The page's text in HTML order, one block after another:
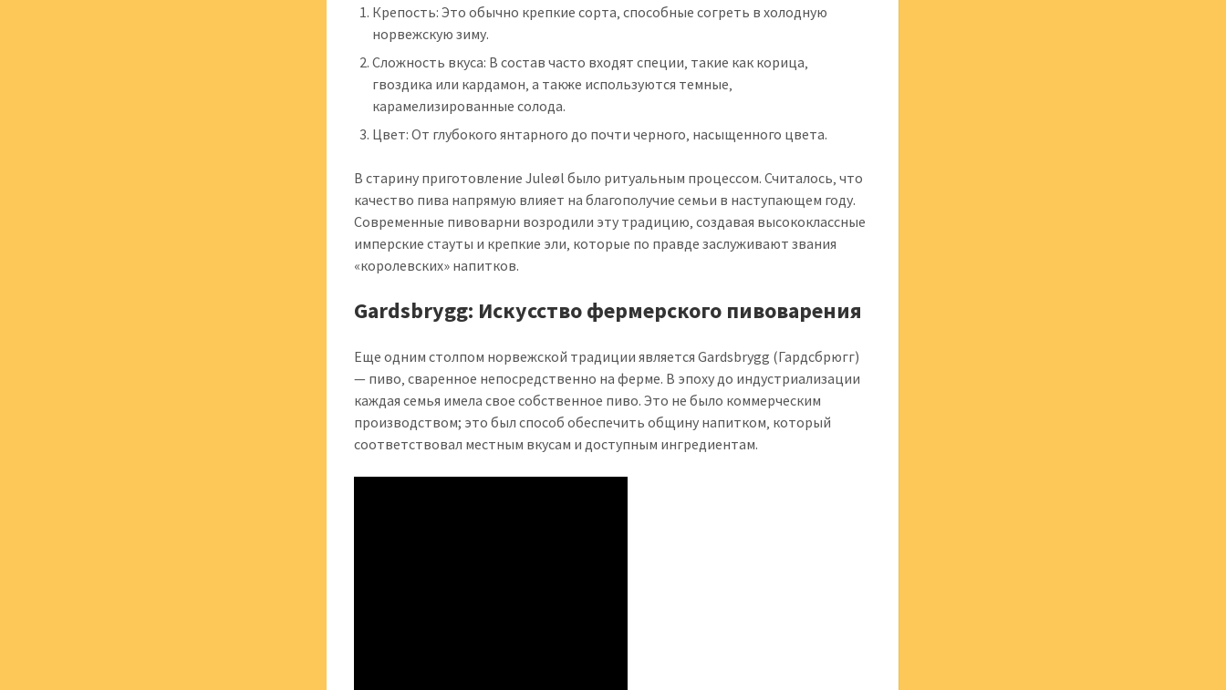
Крепость: Это обычно крепкие сорта‚ способные согреть в холодную
норвежскую зиму.
Сложность вкуса: В состав часто входят специи‚ такие как корица‚
гвоздика или кардамон‚ а также используются темные‚
карамелизированные солода.
Цвет: От глубокого янтарного до почти черного‚ насыщенного цвета.
В старину приготовление Juleøl было ритуальным процессом. Считалось‚ что
качество пива напрямую влияет на благополучие семьи в наступающем году.
Современные пивоварни возродили эту традицию‚ создавая высококлассные
имперские стауты и крепкие эли‚ которые по правде заслуживают звания
«королевских» напитков.
Gardsbrygg: Искусство фермерского пивоварения
Еще одним столпом норвежской традиции является Gardsbrygg (Гардсбрюгг)
— пиво‚ сваренное непосредственно на ферме. В эпоху до индустриализации
каждая семья имела свое собственное пиво. Это не было коммерческим
производством; это был способ обеспечить общину напитком‚ который
соответствовал местным вкусам и доступным ингредиентам.